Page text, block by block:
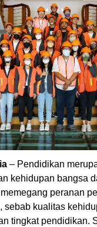
– Pendidikan
kehidupan bangsa
peranan
sebab kualitas
tingkat pendidikan.